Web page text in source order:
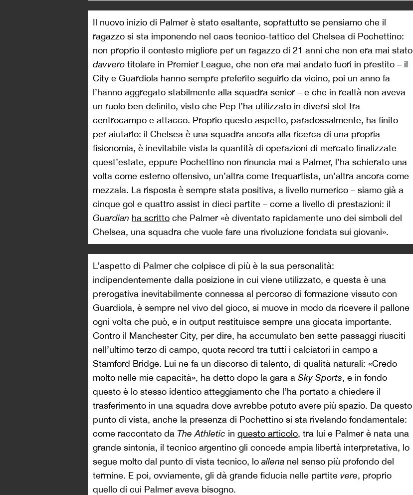
Il nuovo inizio di Palmer è stato esaltante, soprattutto se pensiamo che il
ragazzo si sta imponendo nel caos tecnico-tattico del Chelsea di Pochettino:
non proprio il contesto migliore per un ragazzo di 21 anni che non era mai stato
davvero titolare in Premier League, che non era mai andato fuori in prestito – il
City e Guardiola hanno sempre preferito seguirlo da vicino, poi un anno fa
l’hanno aggregato stabilmente alla squadra senior – e che in realtà non aveva
un ruolo ben definito, visto che Pep l’ha utilizzato in diversi slot tra
centrocampo e attacco. Proprio questo aspetto, paradossalmente, ha finito
per aiutarlo: il Chelsea è una squadra ancora alla ricerca di una propria
fisionomia, è inevitabile vista la quantità di operazioni di mercato finalizzate
quest’estate, eppure Pochettino non rinuncia mai a Palmer, l’ha schierato una
volta come esterno offensivo, un’altra come trequartista, un’altra ancora come
mezzala. La risposta è sempre stata positiva, a livello numerico – siamo già a
cinque gol e quattro assist in dieci partite – come a livello di prestazioni: il
Guardian ha scritto che Palmer «è diventato rapidamente uno dei simboli del
Chelsea, una squadra che vuole fare una rivoluzione fondata sui giovani».
L’aspetto di Palmer che colpisce di più è la sua personalità:
indipendentemente dalla posizione in cui viene utilizzato, e questa è una
prerogativa inevitabilmente connessa al percorso di formazione vissuto con
Guardiola, è sempre nel vivo del gioco, si muove in modo da ricevere il pallone
ogni volta che può, e in output restituisce sempre una giocata importante.
Contro il Manchester City, per dire, ha accumulato ben sette passaggi riusciti
nell’ultimo terzo di campo, quota record tra tutti i calciatori in campo a
Stamford Bridge. Lui ne fa un discorso di talento, di qualità naturali: «Credo
molto nelle mie capacità», ha detto dopo la gara a Sky Sports, e in fondo
questo è lo stesso identico atteggiamento che l’ha portato a chiedere il
trasferimento in una squadra dove avrebbe potuto avere più spazio. Da questo
punto di vista, anche la presenza di Pochettino si sta rivelando fondamentale:
come raccontato da The Athletic in questo articolo, tra lui e Palmer è nata una
grande sintonia, il tecnico argentino gli concede ampia libertà interpretativa, lo
segue molto dal punto di vista tecnico, loallena nel senso più profondo del
termine. E poi, ovviamente, gli dà grande fiducia nelle partite vere, proprio
quello di cui Palmer aveva bisogno.